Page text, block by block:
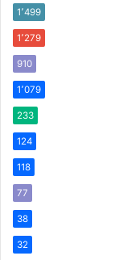
1٬499
1٬279
910
1٬079
233
124
118
77
38
32